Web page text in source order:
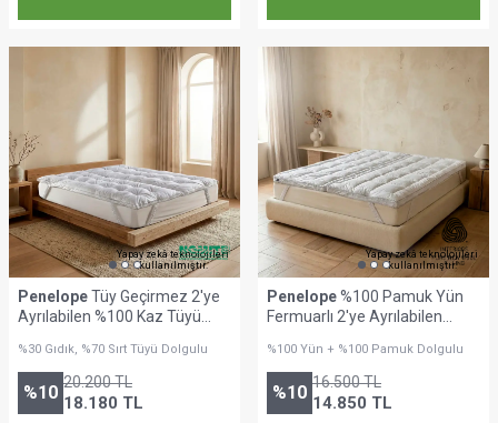
Yapay zekâ teknolojileri
kullanılmıştır.
PenelopeTüy Geçirmez 2'ye
Ayrılabilen %100 Kaz Tüyü
Punto Comfort
%30 Gıdık, %70 Sırt Tüyü Dolgulu
%10 20.200TL
18.180 TL
Yapay zekâ teknolojileri
kullanılmıştır.
Penelope%100 Pamuk Yün
Fermuarlı 2'ye Ayrılabilen
Comfort Serisi
%100 Yün + %100 Pamuk Dolgulu
%10 16.500TL
14.850 TL